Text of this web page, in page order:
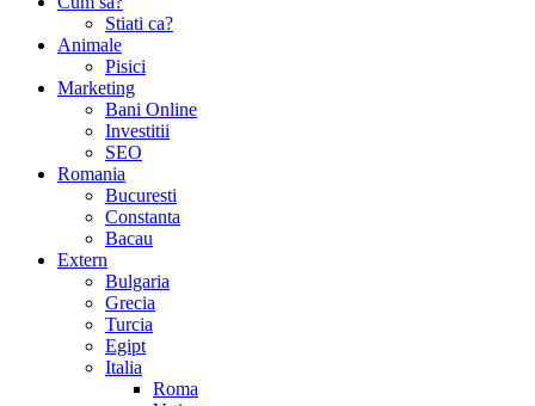
Stiati ca?
Animale
Pisici
Marketing
Bani Online
Investitii
SEO
Romania
Bucuresti
Constanta
Bacau
Extern
Bulgaria
Grecia
Turcia
Egipt
Italia
Roma